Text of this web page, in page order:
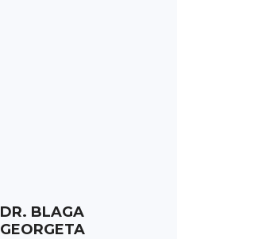
DR. BLAGA
GEORGETA